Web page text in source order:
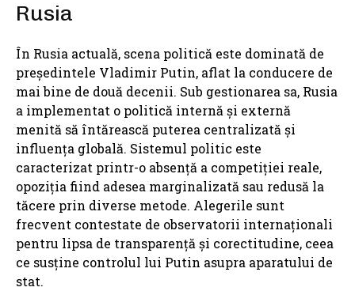
Rusia
În Rusia actuală, scena politică este dominată de
președintele Vladimir Putin, aflat la conducere de
mai bine de două decenii. Sub gestionarea sa, Rusia
a implementat o politică internă și externă
menită să întărească puterea centralizată și
influența globală. Sistemul politic este
caracterizat printr-o absență a competiției reale,
opoziția fiind adesea marginalizată sau redusă la
tăcere prin diverse metode. Alegerile sunt
frecvent contestate de observatorii internaționali
pentru lipsa de transparență și corectitudine, ceea
ce susține controlul lui Putin asupra aparatului de
stat.